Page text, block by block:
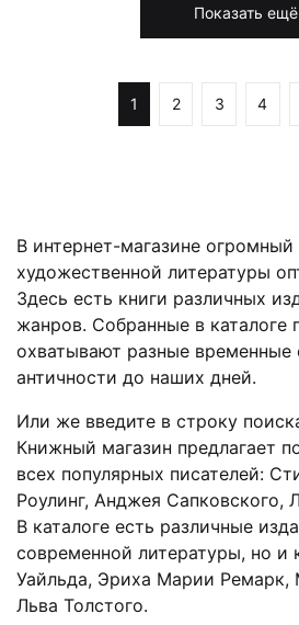
Показать ещё
1 2 3 4
В интернет-магазине
художественной литературы
Здесь есть книги различных
жанров. Собранные в каталоге
охватывают разные временные
античности до наших дней.
Или же введите в строку
Книжный магазин предлагает
всех популярных писателей:
Роулинг, Анджея Сапковского,
В каталоге есть различные
современной литературы, но и
Уайльда, Эриха Марии Ремарк,
Льва Толстого.